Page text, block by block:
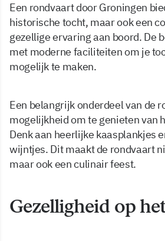
Een rondvaart door Groningen
historische tocht, maar ook een
gezellige ervaring aan boord. De
met moderne faciliteiten om je
mogelijk te maken.
Een belangrijk onderdeel van de
mogelijkheid om te genieten van
Denk aan heerlijke kaasplankjes
wijntjes. Dit maakt de rondvaart
maar ook een culinair feest.
Gezelligheid op